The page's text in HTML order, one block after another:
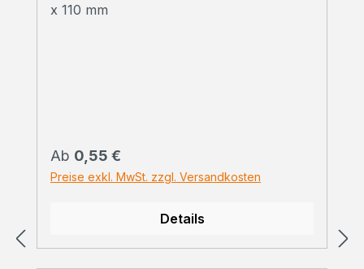
x 110 mm
Regulärer Preis:
Ab 0,55 €
Preise exkl. MwSt. zzgl. Versandkosten
Details